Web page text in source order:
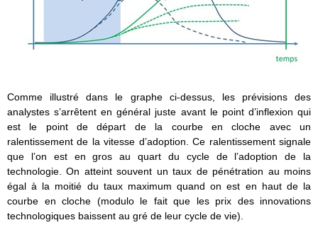
Comme illustré dans le graphe ci-dessus, les prévisions des
analystes s’arrêtent en général juste avant le point d’inflexion qui
est le point de départ de la courbe en cloche avec un
ralentissement de la vitesse d’adoption. Ce ralentissement signale
que l’on est en gros au quart du cycle de l’adoption de la
technologie. On atteint souvent un taux de pénétration au moins
égal à la moitié du taux maximum quand on est en haut de la
courbe en cloche (modulo le fait que les prix des innovations
technologiques baissent au gré de leur cycle de vie).